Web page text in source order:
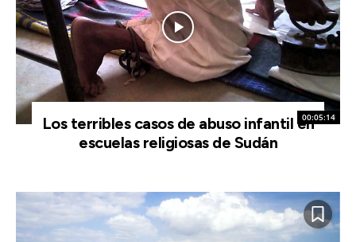
00:05:14
Los terribles casos de abuso infantil en
escuelas religiosas de Sudán